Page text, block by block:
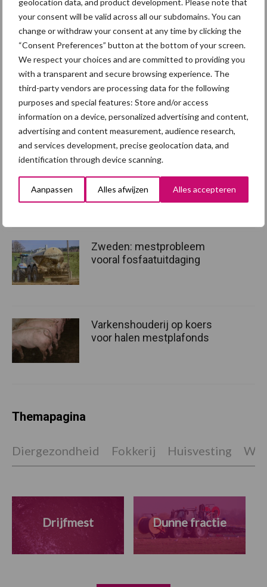
your consent will be valid across all our subdomains. You can
change or withdraw your consent at any time by clicking the
“Consent Preferences” button at the bottom of your screen.
We respect your choices and are committed to providing you
with a transparent and secure browsing experience. The
third-party vendors are processing data for the following
purposes and special features: Store and/or access
information on a device, personalized advertising and content,
advertising and content measurement, audience research,
and services development, precise geolocation data, and
identification through device scanning.
Aanpassen Alles afwijzen Alles accepteren
De commissie pleit voor maatregelen die in de praktijk ook
voldoende positieve effecten hebben op het milieu en meerdere
emissieroutes tegelijkertijd aanpakken. Voorbeelden voor de
korte termijn zijn het wisselen van akkerbouwgewassen in
zogeheten rotatieteelt, behoud van grasland in de
Bron:Groen Kennisnet
Aanbevolen voor jou! mestbeleid
EU-meststoffenplan pleit
voor betere benutting van
dierlijke mest
Zweden: mestprobleem
vooral fosfaatuitdaging
Varkenshouderij op koers
voor halen mestplafonds
Themapagina
Diergezondheid Fokkerij Huisvesting
Drijfmest Dunne fractie